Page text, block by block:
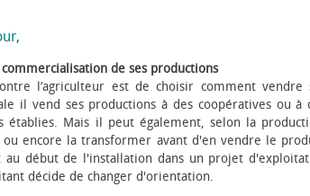
de ses productions
l’agriculteur est de choisir comment vendre
il vend ses productions à des coopératives ou à
établies. Mais il peut également, selon la
encore la transformer avant d'en vendre le
au début de l'installation dans un projet
décide de changer d'orientation.